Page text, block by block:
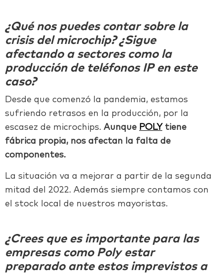
¿Qué nos puedes contar sobre la
crisis del microchip? ¿Sigue
afectando a sectores como la
producción de teléfonos IP en este
caso?
Desde que comenzó la pandemia, estamos
sufriendo retrasos en la producción, por
la
escasez de microchips. Aunque POLY tiene
fábrica propia, nos afectan la falta de
componentes.
La situación va a mejorar a partir de la segunda
mitad del 2022. Además siempre contamos con
el stock local de nuestros mayoristas.
¿Crees que es importante para las
empresas como Poly estar
preparado ante estos imprevistos a